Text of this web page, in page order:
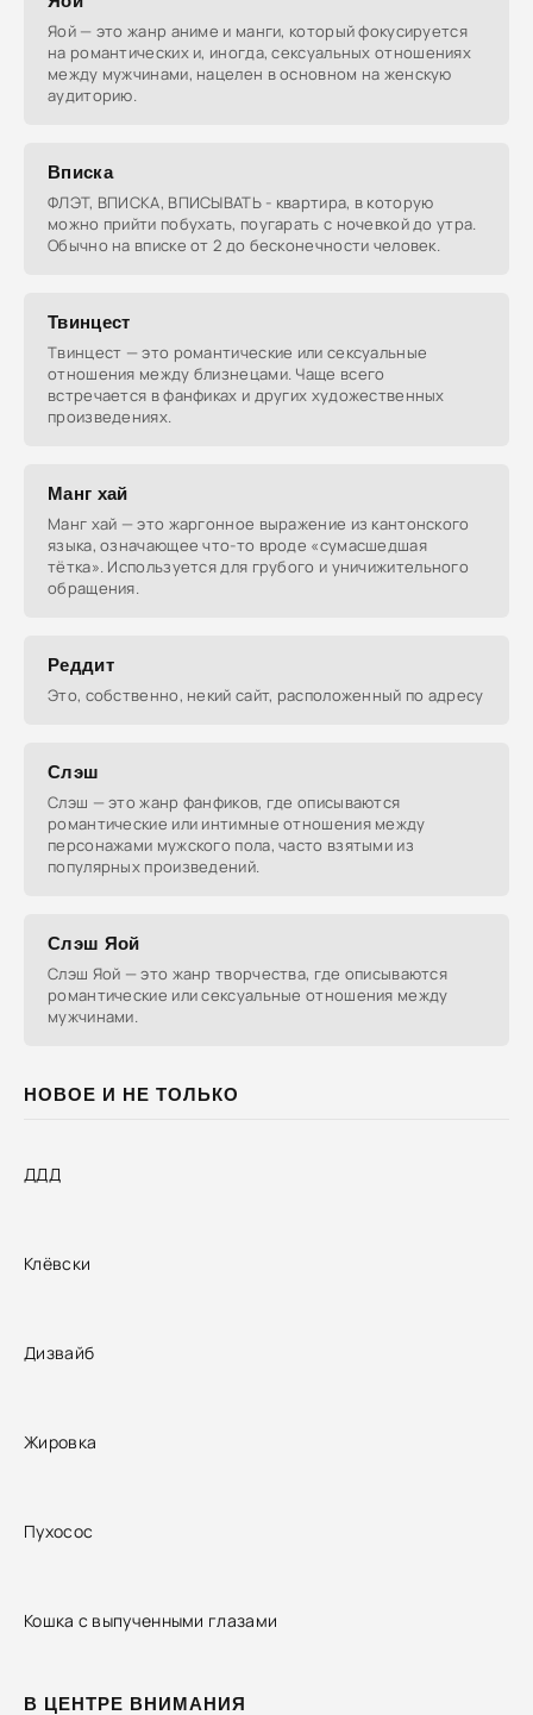
НОВОЕ И НЕ ТОЛЬКО
ДДД
Клёвски
Дизвайб
Жировка
Пухосос
Кошка с выпученными глазами
В ЦЕНТРЕ ВНИМАНИЯ
Яой — это жанр аниме и манги, который фокусируется
на романтических и, иногда, сексуальных отношениях
между мужчинами, нацелен в основном на женскую
аудиторию.
Вписка
ФЛЭТ, ВПИСКА, ВПИСЫВАТЬ - квартира, в которую
можно прийти побухать, поугарать с ночевкой до утра.
Обычно на вписке от 2 до бесконечности человек.
Твинцест
Твинцест — это романтические или сексуальные
отношения между близнецами. Чаще всего
встречается в фанфиках и других художественных
произведениях.
Манг хай
Манг хай — это жаргонное выражение из кантонского
языка, означающее что-то вроде «сумасшедшая
тётка». Используется для грубого и уничижительного
обращения.
Реддит
Это, собственно, некий сайт, расположенный по адресу
Слэш
Слэш — это жанр фанфиков, где описываются
романтические или интимные отношения между
персонажами мужского пола, часто взятыми из
популярных произведений.
Слэш Яой
Слэш Яой — это жанр творчества, где описываются
романтические или сексуальные отношения между
мужчинами.